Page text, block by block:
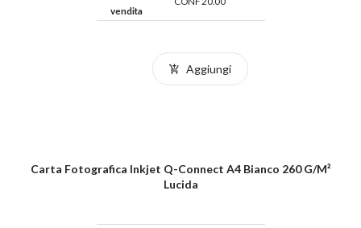
vendita
Aggiungi
Carta Fotografica Inkjet Q-Connect A4 Bianco 260 G/m²
Lucida